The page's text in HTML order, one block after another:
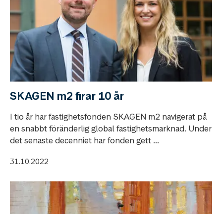
SKAGEN m2 firar 10 år
I tio år har fastighetsfonden SKAGEN m2 navigerat på
en snabbt föränderlig global fastighetsmarknad. Under
det senaste decenniet har fonden gett ...
31.10.2022